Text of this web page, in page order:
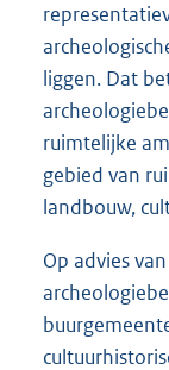
liggen. Dat
ruimtelijke
gebied van
landbouw,
Op advies